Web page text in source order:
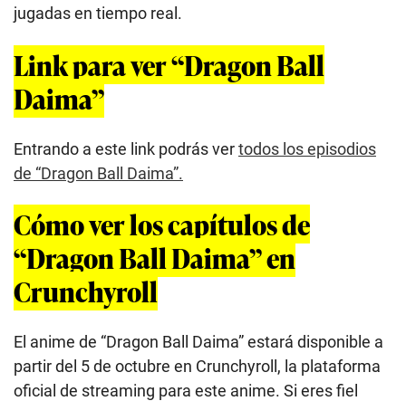
jugadas en tiempo real.
Link para ver “Dragon Ball
Daima”
Entrando a este link podrás vertodos los episodios
de “Dragon Ball Daima”.
Cómo ver los capítulos de
“Dragon Ball Daima” en
Crunchyroll
El anime de “Dragon Ball Daima” estará disponible a
partir del 5 de octubre en Crunchyroll, la plataforma
oficial de streaming para este anime. Si eres fiel